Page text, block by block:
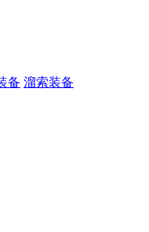
备 溜索装备